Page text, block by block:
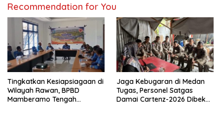
Recommendation for You
Tingkatkan Kesiapsiagaan di
Wilayah Rawan, BPBD
Mamberamo Tengah
Jaga Kebugaran di Medan
Tugas, Personel Satgas
Damai Cartenz-2026 Dibekali